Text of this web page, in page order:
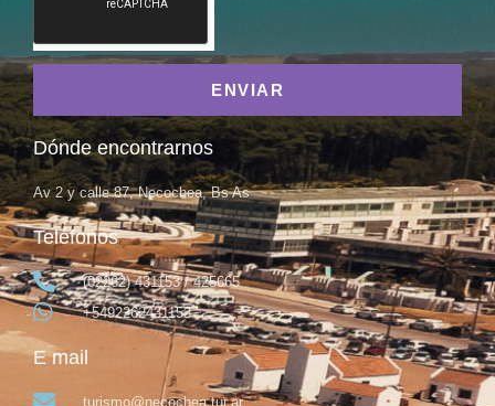
ENVIAR
Dónde encontrarnos
Av 2 y calle 87, Necochea, Bs As
Teléfonos
(02262) 431153 / 425665
+5492262431153
E mail
turismo@necochea.tur.ar